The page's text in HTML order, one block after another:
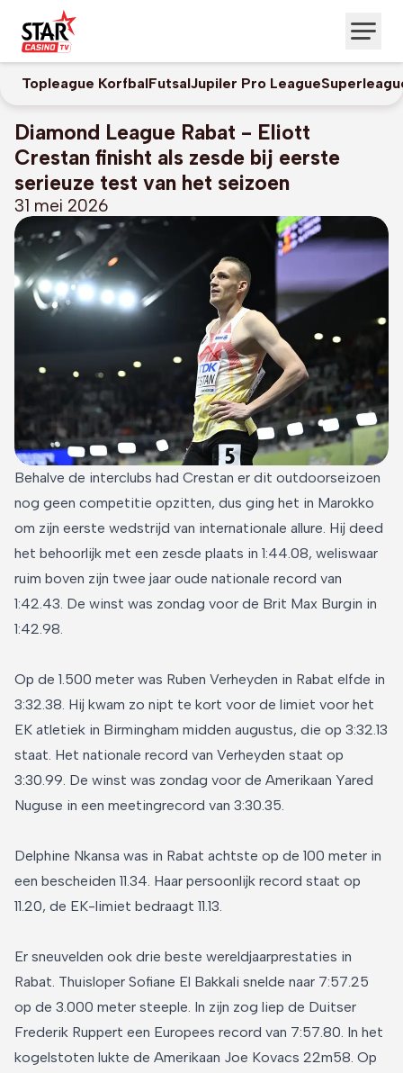
Topleague KorfbalFutsalJupiler Pro League
Diamond League Rabat - Eliott
Crestan finisht als zesde bij eerste
serieuze test van het seizoen
31 mei 2026
Behalve de interclubs had Crestan er dit outdoorseizoen
nog geen competitie opzitten, dus ging het in Marokko
om zijn eerste wedstrijd van internationale allure. Hij deed
het behoorlijk met een zesde plaats in 1:44.08, weliswaar
ruim boven zijn twee jaar oude nationale record van
1:42.43. De winst was zondag voor de Brit Max Burgin in
1:42.98.
Op de 1.500 meter was Ruben Verheyden in Rabat elfde in
3:32.38. Hij kwam zo nipt te kort voor de limiet voor het
EK atletiek in Birmingham midden augustus, die op 3:32.13
staat. Het nationale record van Verheyden staat op
3:30.99. De winst was zondag voor de Amerikaan Yared
Nuguse in een meetingrecord van 3:30.35.
Delphine Nkansa was in Rabat achtste op de 100 meter in
een bescheiden 11.34. Haar persoonlijk record staat op
11.20, de EK-limiet bedraagt 11.13.
Er sneuvelden ook drie beste wereldjaarprestaties in
Rabat. Thuisloper Sofiane El Bakkali snelde naar 7:57.25
op de 3.000 meter steeple. In zijn zog liep de Duitser
Frederik Ruppert een Europees record van 7:57.80. In het
kogelstoten lukte de Amerikaan Joe Kovacs 22m58. Op